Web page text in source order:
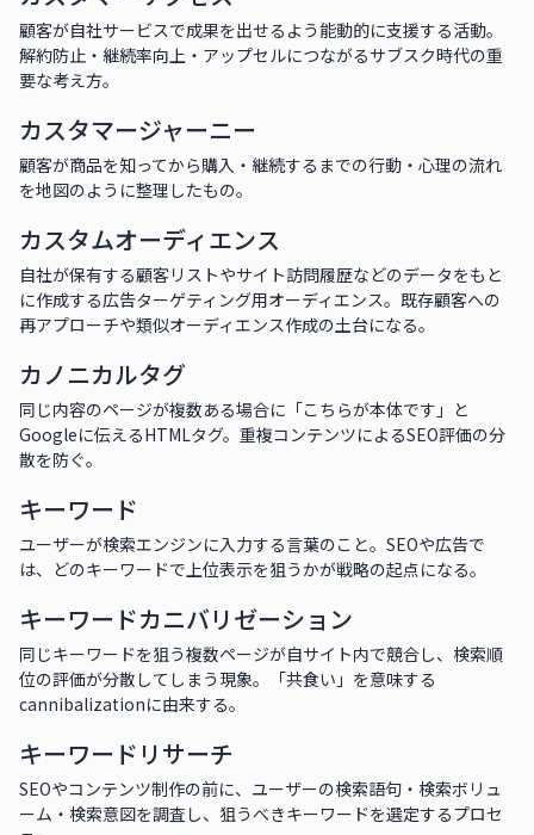
顧客が自社サービスで成果を出せるよう能動的に支援する活動。
解約防止・継続率向上・アップセルにつながるサブスク時代の重
要な考え方。
カスタマージャーニー
顧客が商品を知ってから購入・継続するまでの行動・心理の流れ
を地図のように整理したもの。
カスタムオーディエンス
自社が保有する顧客リストやサイト訪問履歴などのデータをもと
に作成する広告ターゲティング用オーディエンス。既存顧客への
再アプローチや類似オーディエンス作成の土台になる。
カノニカルタグ
同じ内容のページが複数ある場合に「こちらが本体です」と
Googleに伝えるHTMLタグ。重複コンテンツによるSEO評価の分
散を防ぐ。
キーワード
ユーザーが検索エンジンに入力する言葉のこと。SEOや広告で
は、どのキーワードで上位表示を狙うかが戦略の起点になる。
キーワードカニバリゼーション
同じキーワードを狙う複数ページが自サイト内で競合し、検索順
位の評価が分散してしまう現象。「共食い」を意味する
cannibalizationに由来する。
キーワードリサーチ
SEOやコンテンツ制作の前に、ユーザーの検索語句・検索ボリュ
ーム・検索意図を調査し、狙うべきキーワードを選定するプロセ